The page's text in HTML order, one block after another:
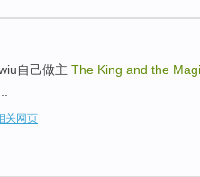
自己做主 The King and the
关网页